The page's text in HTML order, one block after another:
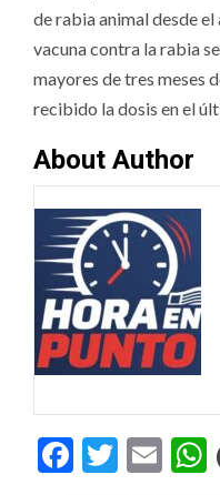
de rabia animal desde
vacuna contra la rabia
mayores de tres meses
recibido la dosis en el
About Author
Facebook